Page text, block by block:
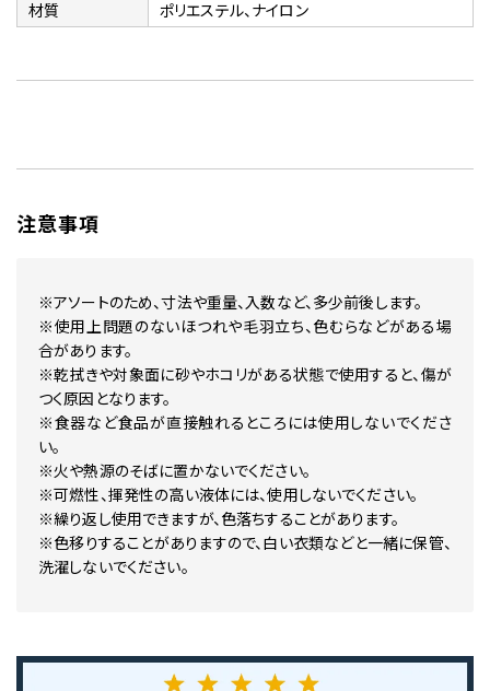
材質 ポリエステル、ナイロン
注意事項
※アソートのため、寸法や重量、入数など、多少前後します。
※使用上問題のないほつれや毛羽立ち、色むらなどがある場
合があります。
※乾拭きや対象面に砂やホコリがある状態で使用すると、傷が
つく原因となります。
※食器など食品が直接触れるところには使用しないでくださ
い。
※火や熱源のそばに置かないでください。
※可燃性、揮発性の高い液体には、使用しないでください。
※繰り返し使用できますが、色落ちすることがあります。
※色移りすることがありますので、白い衣類などと一緒に保管、
洗濯しないでください。